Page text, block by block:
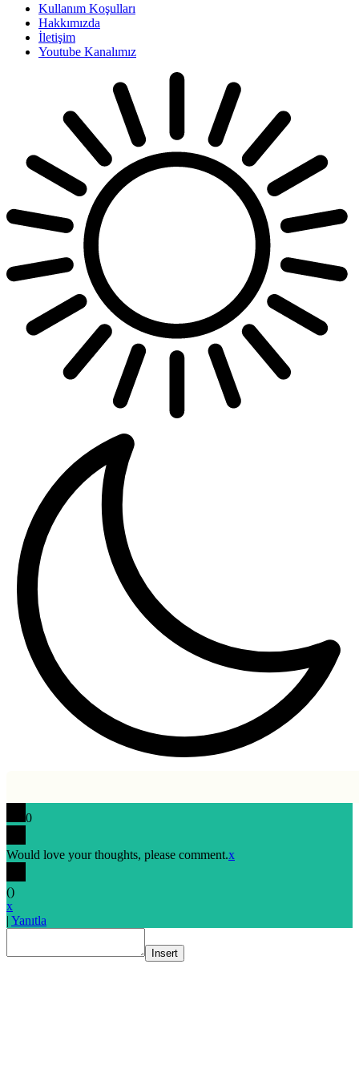
Kullanım Koşulları
Hakkımızda
İletişim
Youtube Kanalımız
0
Would love your thoughts, please comment.x
()
x
| Yanıtla
Insert